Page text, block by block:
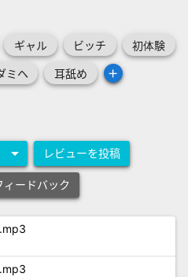
ギャル ビッチ 初体験
ミヘ 耳舐め add
arrow_drop_down レビューを投稿
ィードバック